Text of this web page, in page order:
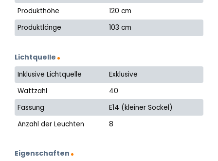
Produkthöhe
120 cm
Produktlänge
103 cm
Lichtquelle
Inklusive Lichtquelle
Exklusive
Wattzahl
40
Fassung
E14 (kleiner Sockel)
Anzahl der Leuchten
8
Eigenschaften